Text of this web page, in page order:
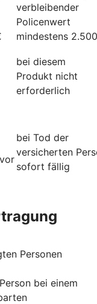
verbleibender
Policenwert
mindestens
bei diesem
Produkt nicht
erforderlich
bei Tod der
versicherten
sofort fällig
Personen
bei einem